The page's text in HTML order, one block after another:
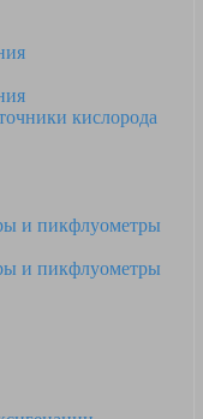
кислорода
и пикфлуометры
и пикфлуометры